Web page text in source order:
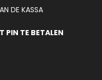
DE KASSA
PIN TE BETALEN